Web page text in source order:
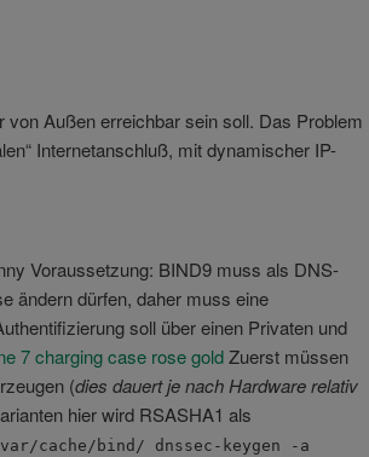
Außen erreichbar sein soll. Das Problem
Internetanschluß, mit dynamischer IP-
Voraussetzung: BIND9 muss als DNS-
ändern dürfen, daher muss eine
soll über einen Privaten und
7 charging case rose goldZuerst müssen
(dies dauert je nach Hardware relativ
hier wird RSASHA1 als
cache/bind/ dnssec-keygen -a